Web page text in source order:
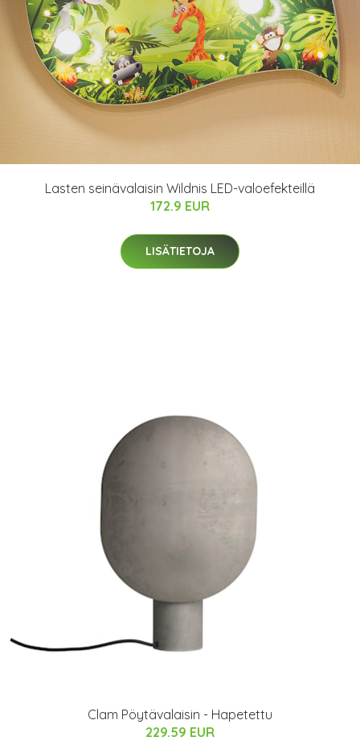
Lasten seinävalaisin Wildnis LED-valoefekteillä
172.9 EUR
LISÄTIETOJA
Clam Pöytävalaisin - Hapetettu
229.59 EUR